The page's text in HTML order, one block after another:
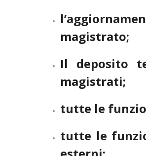
magistrato;
Il deposito
magistrati;
tutte le
tutte le